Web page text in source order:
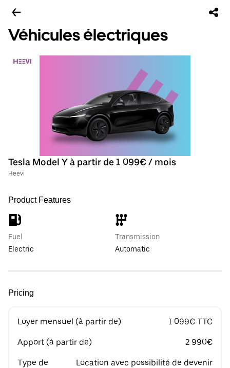
Véhicules électriques
Tesla Model Y à partir de 1 099€ / mois
Heevi
Product Features
Fuel
Electric
Transmission
Automatic
Pricing
Loyer mensuel (à partir de) 1 099€ TTC
Apport (à partir de) 2 990€
Type de
Location avec possibilité de devenir